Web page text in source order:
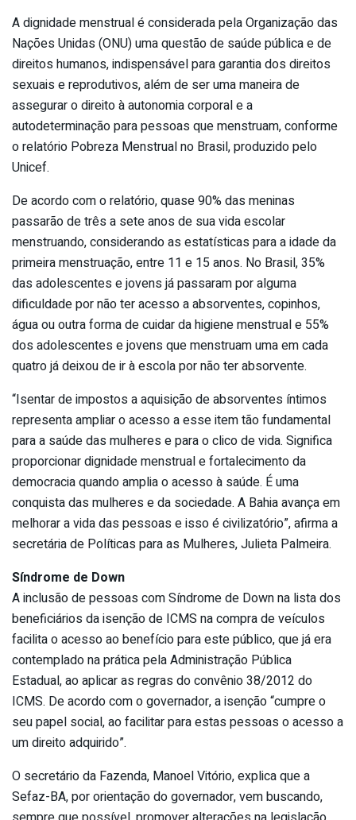
A dignidade menstrual é considerada pela Organização das
Nações Unidas (ONU) uma questão de saúde pública e de
direitos humanos, indispensável para garantia dos direitos
sexuais e reprodutivos, além de ser uma maneira de
assegurar o direito à autonomia corporal e a
autodeterminação para pessoas que menstruam, conforme
o relatório Pobreza Menstrual no Brasil, produzido pelo
Unicef.
De acordo com o relatório, quase 90% das meninas
passarão de três a sete anos de sua vida escolar
menstruando, considerando as estatísticas para a idade da
primeira menstruação, entre 11 e 15 anos. No Brasil, 35%
das adolescentes e jovens já passaram por alguma
dificuldade por não ter acesso a absorventes, copinhos,
água ou outra forma de cuidar da higiene menstrual e 55%
dos adolescentes e jovens que menstruam uma em cada
quatro já deixou de ir à escola por não ter absorvente.
“Isentar de impostos a aquisição de absorventes íntimos
representa ampliar o acesso a esse item tão fundamental
para a saúde das mulheres e para o clico de vida. Significa
proporcionar dignidade menstrual e fortalecimento da
democracia quando amplia o acesso à saúde. É uma
conquista das mulheres e da sociedade. A Bahia avança em
melhorar a vida das pessoas e isso é civilizatório”, afirma a
secretária de Políticas para as Mulheres, Julieta Palmeira.
Síndrome de Down
A inclusão de pessoas com Síndrome de Down na lista dos
beneficiários da isenção de ICMS na compra de veículos
facilita o acesso ao benefício para este público, que já era
contemplado na prática pela Administração Pública
Estadual, ao aplicar as regras do convênio 38/2012 do
ICMS. De acordo com o governador, a isenção “cumpre o
seu papel social, ao facilitar para estas pessoas o acesso a
um direito adquirido”.
O secretário da Fazenda, Manoel Vitório, explica que a
Sefaz-BA, por orientação do governador, vem buscando,